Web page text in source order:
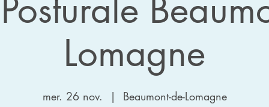
Lomagne
mer. 26 nov.
  |
Beaumont-de-Lomagne